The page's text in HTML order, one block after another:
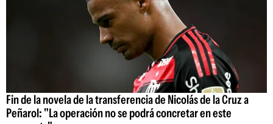
Fin de la novela de la transferencia de Nicolás de la Cruz a
Peñarol: "La operación no se podrá concretar en este